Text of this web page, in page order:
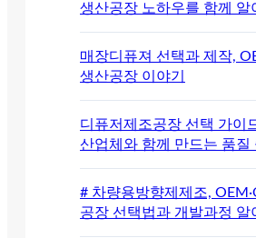
생산공장 노하우를 함께 알
매장디퓨져 선택과 제작,
생산공장 이야기
디퓨저제조공장 선택 가이
산업체와 함께 만드는 품질
# 차량용방향제제조,
공장 선택법과 개발과정 알